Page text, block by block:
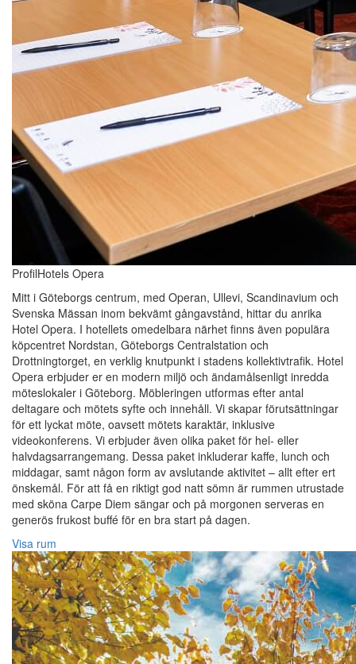
ProfilHotels Opera
Mitt i Göteborgs centrum, med Operan, Ullevi, Scandinavium och
Svenska Mässan inom bekvämt gångavstånd, hittar du anrika
Hotel Opera. I hotellets omedelbara närhet finns även populära
köpcentret Nordstan, Göteborgs Centralstation och
Drottningtorget, en verklig knutpunkt i stadens kollektivtrafik. Hotel
Opera erbjuder er en modern miljö och ändamålsenligt inredda
möteslokaler i Göteborg. Möbleringen utformas efter antal
deltagare och mötets syfte och innehåll. Vi skapar förutsättningar
för ett lyckat möte, oavsett mötets karaktär, inklusive
videokonferens. Vi erbjuder även olika paket för hel- eller
halvdagsarrangemang. Dessa paket inkluderar kaffe, lunch och
middagar, samt någon form av avslutande aktivitet – allt efter ert
önskemål. För att få en riktigt god natt sömn är rummen utrustade
med sköna Carpe Diem sängar och på morgonen serveras en
generös frukost buffé för en bra start på dagen.
Visa rum